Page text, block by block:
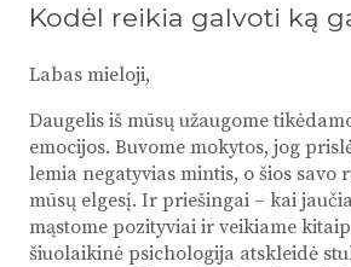
Kodėl reikia galvoti ką
Labas mieloji,
Daugelis iš mūsų užaugome
emocijos. Buvome mokytos, jog
lemia negatyvias mintis, o šios savo
mūsų elgesį. Ir priešingai – kai
mąstome pozityviai ir veikiame
šiuolaikinė psichologija atskleidė